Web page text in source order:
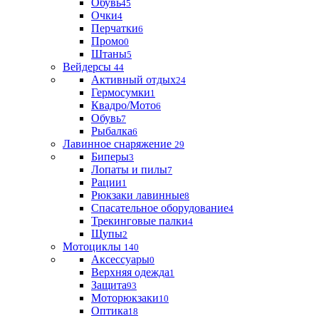
Обувь45
Очки4
Перчатки6
Промо0
Штаны5
Вейдерсы 44
Активный отдых24
Гермосумки1
Квадро/Мото6
Обувь7
Рыбалка6
Лавинное снаряжение 29
Биперы3
Лопаты и пилы7
Рации1
Рюкзаки лавинные8
Спасательное оборудование4
Трекинговые палки4
Щупы2
Мотоциклы 140
Аксессуары0
Верхняя одежда1
Защита93
Моторюкзаки10
Оптика18